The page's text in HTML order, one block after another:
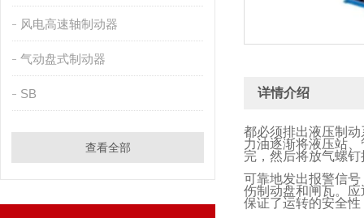
风电高速轴制动器
气动盘式制动器
SB
查看全部
详情介绍
都必须排出液压制
力油逐渐将液压站
完，然后将放气螺
可靠地发出报警信
伤制动盘和闸瓦。
保证了运转的安全